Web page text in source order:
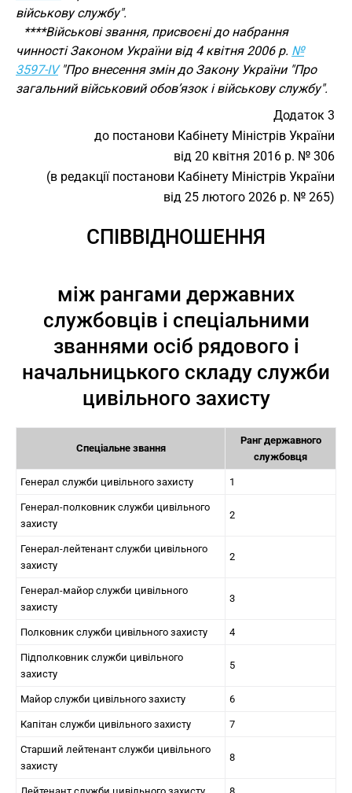
військову службу".
****Військові звання, присвоєні до набрання
чинності Законом України від 4 квітня 2006 р. №
3597-IV"Про внесення змін до Закону України "Про
загальний військовий обов’язок і військову службу".
Додаток 3
до постанови Кабінету Міністрів України
від 20 квітня 2016 р. № 306
(в редакції постанови Кабінету Міністрів України
від 25 лютого 2026 р. № 265)
СПІВВІДНОШЕННЯ
між рангами державних
службовців і спеціальними
званнями осіб рядового і
начальницького складу служби
цивільного захисту
Спеціальне звання
Ранг державного
службовця
Генерал служби цивільного захисту 1
Генерал-полковник служби цивільного
захисту
2
Генерал-лейтенант служби цивільного
захисту
2
Генерал-майор служби цивільного
захисту
3
Полковник служби цивільного захисту 4
Підполковник служби цивільного
захисту
5
Майор служби цивільного захисту 6
Капітан служби цивільного захисту 7
Старший лейтенант служби цивільного
захисту
8